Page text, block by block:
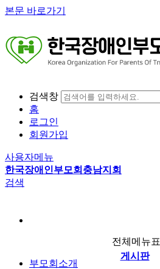
본문 바로가기
검색창
홈
로그인
회원가입
사용자메뉴
한국장애인부모회충남지회
검색
부모회소개
전체메뉴표
게시판